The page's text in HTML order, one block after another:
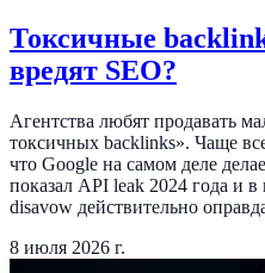
Токсичные
вредят SEO?
Агентства любят продавать
токсичных backlinks». Чаще
что Google на самом деле
показал API leak 2024 года и
disavow действительно
8 июля 2026 г.